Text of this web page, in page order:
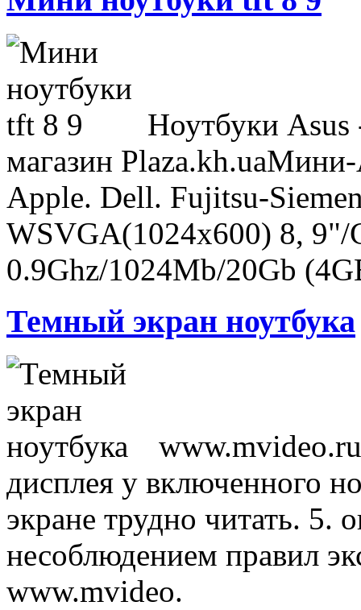
Ноутбуки Asus
магазин
Apple. Dell. Fujitsu-
WSVGA(1024x600) 8, 9"/
0.9Ghz/1024Mb/20Gb
Темный экран ноутбука
дисплея у включенного
экране трудно читать. 5.
несоблюдением правил
www.mvideo.